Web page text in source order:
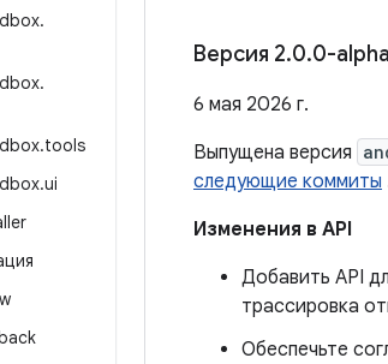
.
.
.tools
.ui
Версия 2.0.0-
6 мая 2026 г.
Выпущена версия
следующие коммиты
Изменения в API
Добавить API
трассировка
Обеспечьте